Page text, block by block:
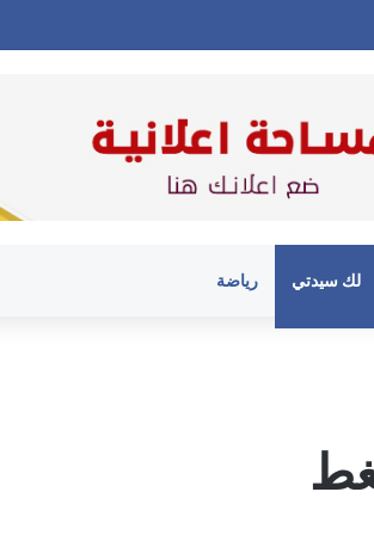
لك سيدتي رياضة